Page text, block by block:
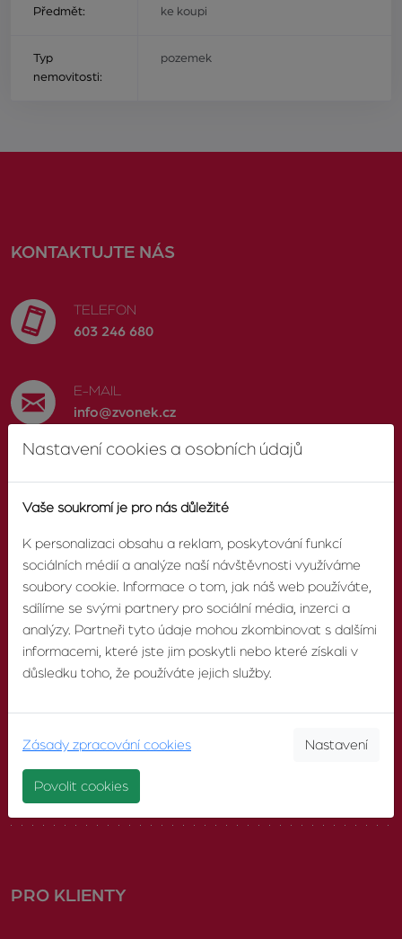
Předmět: ke koupi
Typ
nemovitosti:
pozemek
KONTAKTUJTE NÁS
TELEFON
603 246 680
E-MAIL
info@zvonek.cz
O AGENTUŘE
O nás
Náš tým
Volná pracovní místa
PRO KLIENTY
Nastavení cookies a osobních údajů
Vaše soukromí je pro nás důležité
K personalizaci obsahu a reklam, poskytování funkcí
sociálních médií a analýze naší návštěvnosti využíváme
soubory cookie. Informace o tom, jak náš web používáte,
sdílíme se svými partnery pro sociální média, inzerci a
analýzy. Partneři tyto údaje mohou zkombinovat s dalšími
informacemi, které jste jim poskytli nebo které získali v
důsledku toho, že používáte jejich služby.
Zásady zpracování cookies Nastavení
Povolit cookies